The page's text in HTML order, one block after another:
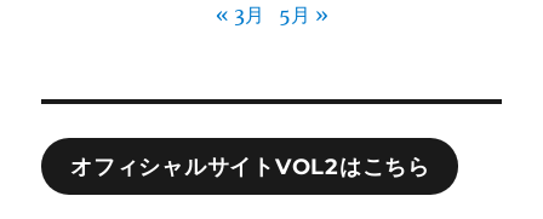
« 3月 5月 »
オフィシャルサイトVOL2はこちら